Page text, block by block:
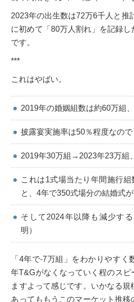
2023年の出生数は72万6千人と推
に初めて「80万人割れ」を記録し
です。
***
これはやばい。
2019年の婚姻組数は約60万組
披露宴実施率は50％程度なので
2019年30万組→2023年23万組
これは1式場当たり年間施行
と、4年で350式場分の結婚式
そして2024年以降も減少す
明）
「4年で-7万組」をわかりやすく
年T&Gがなくなっていく程のスピ
ますよって感じです。いかなる
あってももうこのマーケット推移